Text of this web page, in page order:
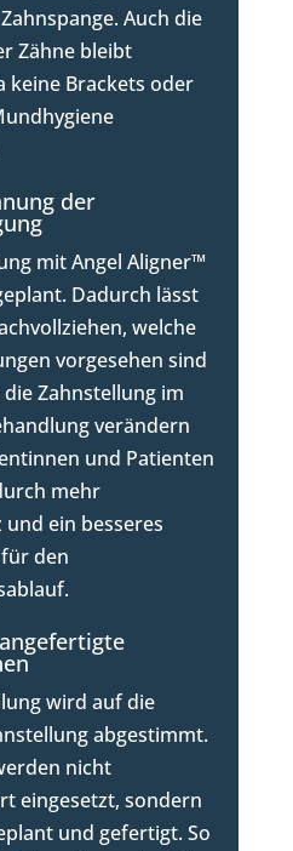
Auch die
Zähne bleibt
keine Brackets oder
der
mit Angel Aligner™
Dadurch lässt
welche
vorgesehen sind
Zahnstellung im
verändern
und Patienten
mehr
ein besseres
den
wird auf die
abgestimmt.
nicht
eingesetzt, sondern
und gefertigt. So